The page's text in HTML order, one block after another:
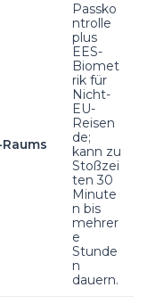
Passko
ntrolle
plus
EES-
Biomet
rik für
Nicht-
EU-
Reisen
de;
kann zu
Stoßzei
ten 30
Minute
n bis
mehrer
e
Stunde
n
dauern.